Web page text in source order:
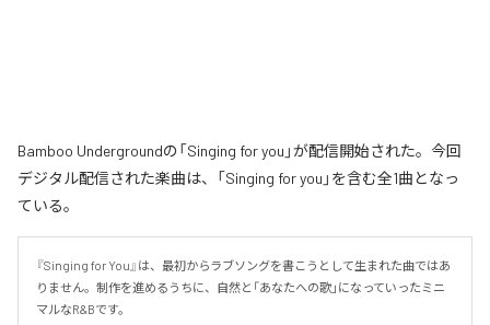
Bamboo Undergroundの「Singing for you」が配信開始された。今回
デジタル配信された楽曲は、「Singing for you」を含む全1曲となっ
ている。
『Singing for You』は、最初からラブソングを書こうとして生まれた曲ではあ
りません。制作を進めるうちに、自然と「あなたへの歌」になっていったミニ
マルなR&Bです。